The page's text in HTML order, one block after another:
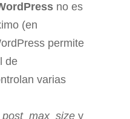
no es
(en
permite
de
varias
post_max_size y